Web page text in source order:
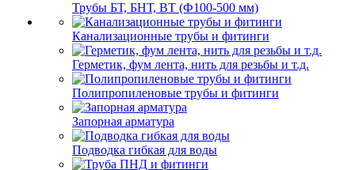
Трубы БТ, БНТ, ВТ (Ф100-500 мм)
Канализационные трубы и фитинги
Герметик, фум лента, нить для резьбы и т.д.
Полипропиленовые трубы и фитинги
Запорная арматура
Подводка гибкая для воды